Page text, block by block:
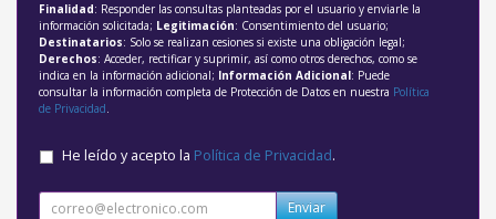
Finalidad: Responder las consultas planteadas por el usuario y enviarle la
información solicitada; Legitimación: Consentimiento del usuario;
Destinatarios: Solo se realizan cesiones si existe una obligación legal;
Derechos: Acceder, rectificar y suprimir, así como otros derechos, como se
indica en la información adicional; Información Adicional: Puede
consultar la información completa de Protección de Datos en nuestra Política
de Privacidad.
He leído y acepto la Política de Privacidad.
Enviar